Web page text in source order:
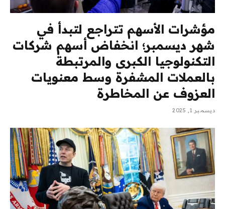
مؤشرات الأسهم تتراجع لتبدأ في
شهر ديسمبر؛ انخفاض أسهم شركات
التكنولوجيا الكبرى والمرتبطة
بالعملات المشفرة وسط معنويات
العزوف عن المخاطرة
ديسمبر 1, 2025